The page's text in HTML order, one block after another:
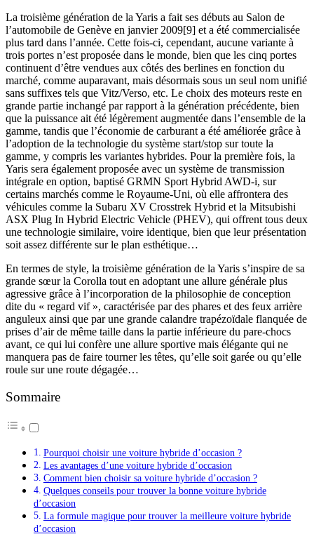
La troisième génération de la Yaris a fait ses débuts au Salon de
l’automobile de Genève en janvier 2009[9] et a été commercialisée
plus tard dans l’année. Cette fois-ci, cependant, aucune variante à
trois portes n’est proposée dans le monde, bien que les cinq portes
continuent d’être vendues aux côtés des berlines en fonction du
marché, comme auparavant, mais désormais sous un seul nom unifié
sans suffixes tels que Vitz/Verso, etc. Le choix des moteurs reste en
grande partie inchangé par rapport à la génération précédente, bien
que la puissance ait été légèrement augmentée dans l’ensemble de la
gamme, tandis que l’économie de carburant a été améliorée grâce à
l’adoption de la technologie du système start/stop sur toute la
gamme, y compris les variantes hybrides. Pour la première fois, la
Yaris sera également proposée avec un système de transmission
intégrale en option, baptisé GRMN Sport Hybrid AWD-i, sur
certains marchés comme le Royaume-Uni, où elle affrontera des
véhicules comme la Subaru XV Crosstrek Hybrid et la Mitsubishi
ASX Plug In Hybrid Electric Vehicle (PHEV), qui offrent tous deux
une technologie similaire, voire identique, bien que leur présentation
soit assez différente sur le plan esthétique…
En termes de style, la troisième génération de la Yaris s’inspire de sa
grande sœur la Corolla tout en adoptant une allure générale plus
agressive grâce à l’incorporation de la philosophie de conception
dite du « regard vif », caractérisée par des phares et des feux arrière
anguleux ainsi que par une grande calandre trapézoïdale flanquée de
prises d’air de même taille dans la partie inférieure du pare-chocs
avant, ce qui lui confère une allure sportive mais élégante qui ne
manquera pas de faire tourner les têtes, qu’elle soit garée ou qu’elle
roule sur une route dégagée…
Sommaire
Pourquoi choisir une voiture hybride d’occasion ?
Les avantages d’une voiture hybride d’occasion
Comment bien choisir sa voiture hybride d’occasion ?
Quelques conseils pour trouver la bonne voiture hybride
d’occasion
La formule magique pour trouver la meilleure voiture hybride
d’occasion